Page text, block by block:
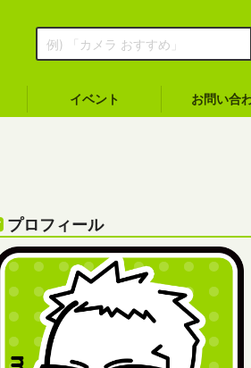
イベント お問い合
プロフィール